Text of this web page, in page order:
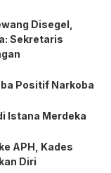
Disegel,
Sekretaris
Positif Narkoba
Istana Merdeka
APH, Kades
Diri